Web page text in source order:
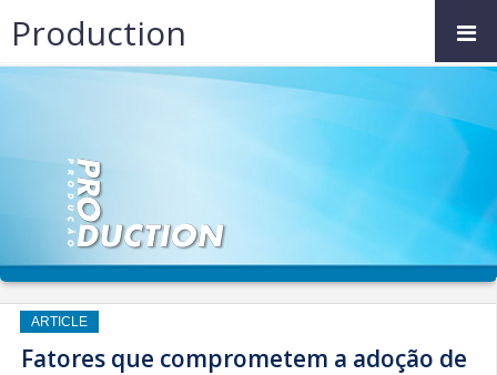
ARTICLE
Fatores que comprometem a adoção de
Production